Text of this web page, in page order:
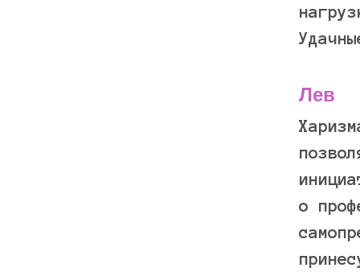
Лев
о